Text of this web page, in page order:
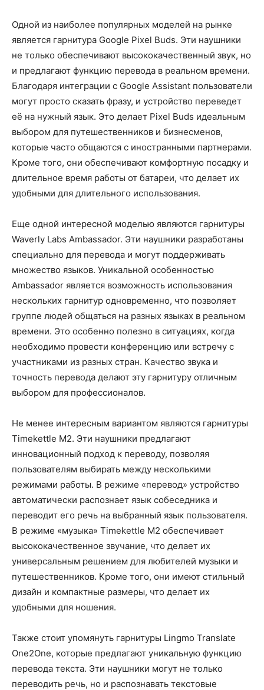
Одной из наиболее популярных моделей на рынке
является гарнитура Google Pixel Buds. Эти наушники
не только обеспечивают высококачественный звук, но
и предлагают функцию перевода в реальном времени.
Благодаря интеграции с Google Assistant пользователи
могут просто сказать фразу, и устройство переведет
её на нужный язык. Это делает Pixel Buds идеальным
выбором для путешественников и бизнесменов,
которые часто общаются с иностранными партнерами.
Кроме того, они обеспечивают комфортную посадку и
длительное время работы от батареи, что делает их
удобными для длительного использования.
Еще одной интересной моделью являются гарнитуры
Waverly Labs Ambassador. Эти наушники разработаны
специально для перевода и могут поддерживать
множество языков. Уникальной особенностью
Ambassador является возможность использования
нескольких гарнитур одновременно, что позволяет
группе людей общаться на разных языках в реальном
времени. Это особенно полезно в ситуациях, когда
необходимо провести конференцию или встречу с
участниками из разных стран. Качество звука и
точность перевода делают эту гарнитуру отличным
выбором для профессионалов.
Не менее интересным вариантом являются гарнитуры
Timekettle M2. Эти наушники предлагают
инновационный подход к переводу, позволяя
пользователям выбирать между несколькими
режимами работы. В режиме «перевод» устройство
автоматически распознает язык собеседника и
переводит его речь на выбранный язык пользователя.
В режиме «музыка» Timekettle M2 обеспечивает
высококачественное звучание, что делает их
универсальным решением для любителей музыки и
путешественников. Кроме того, они имеют стильный
дизайн и компактные размеры, что делает их
удобными для ношения.
Также стоит упомянуть гарнитуры Lingmo Translate
One2One, которые предлагают уникальную функцию
перевода текста. Эти наушники могут не только
переводить речь, но и распознавать текстовые